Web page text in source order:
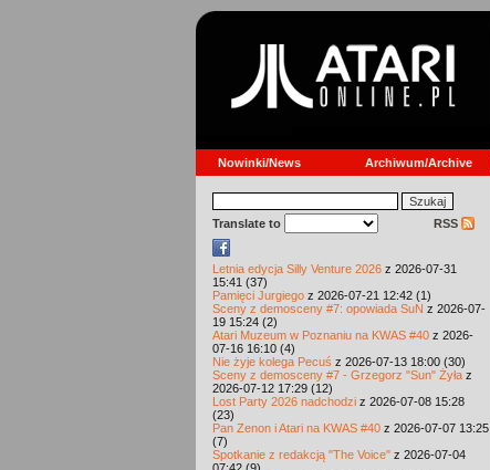
Nowinki/News Archiwum/Archive
Translate to RSS
Letnia edycja Silly Venture 2026 z 2026-07-31
15:41 (37)
Pamięci Jurgiego z 2026-07-21 12:42 (1)
Sceny z demosceny #7: opowiada SuN z 2026-07-
19 15:24 (2)
Atari Muzeum w Poznaniu na KWAS #40 z 2026-
07-16 16:10 (4)
Nie żyje kolega Pecuś z 2026-07-13 18:00 (30)
Sceny z demosceny #7 - Grzegorz "Sun" Żyła z
2026-07-12 17:29 (12)
Lost Party 2026 nadchodzi z 2026-07-08 15:28
(23)
Pan Zenon i Atari na KWAS #40 z 2026-07-07 13:25
(7)
Spotkanie z redakcją "The Voice" z 2026-07-04